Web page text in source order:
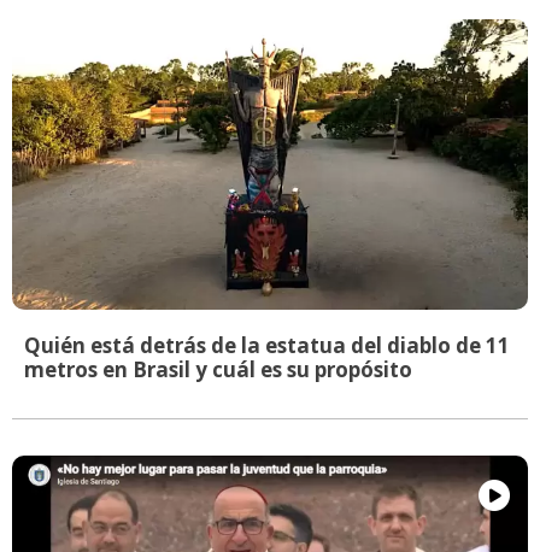
Quién está detrás de la estatua del diablo de 11
metros en Brasil y cuál es su propósito